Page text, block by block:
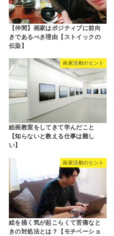
【仲間】画家はポジティブに前向
きであるべき理由【ストイックの
伝染】
画家活動のヒント
絵画教室をしてきて学んだこと
【知らないと教える仕事は難し
い】
画家活動のヒント
絵を描く気が起こらくて苦痛なと
きの対処法とは？【モチベーショ